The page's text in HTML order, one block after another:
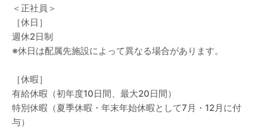
＜正社員＞
［休日］
週休2日制
※休日は配属先施設によって異なる場合があります。
［休暇］
有給休暇（初年度10日間、最大20日間）
特別休暇（夏季休暇・年末年始休暇として7月・12月に付
与）